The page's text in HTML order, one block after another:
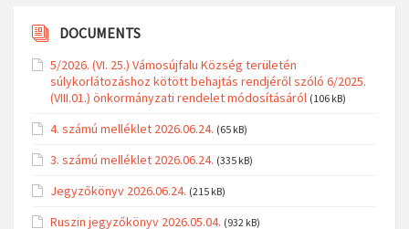
DOCUMENTS
5/2026. (VI. 25.) Vámosújfalu Község területén
súlykorlátozáshoz kötött behajtás rendjéről szóló 6/2025.
(VIII.01.) önkormányzati rendelet módosításáról (106 kB)
4. számú melléklet 2026.06.24. (65 kB)
3. számú melléklet 2026.06.24. (335 kB)
Jegyzőkönyv 2026.06.24. (215 kB)
Ruszin jegyzőkönyv 2026.05.04. (932 kB)